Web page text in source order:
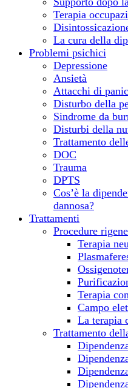
Terapia
La cura della
Problemi psichici
Depressione
Ansietà
Attacchi di
Disturbo della
Sindrome da
Disturbi della
Trattamento
DOC
Trauma
DPTS
Cos’è la
dannosa?
Trattamenti
Procedure
Terapia
Terapia
Campo
La terapia
Trattamento